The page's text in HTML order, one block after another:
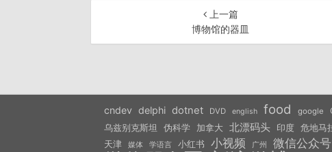
上一篇
博物馆的器皿
cndev delphi dotnet DVD english food google
乌兹别克斯坦 伪科学 加拿大 北漂码头 印度 危地马
天津 媒体 学语言 小红书 小视频 广州 微信公众号